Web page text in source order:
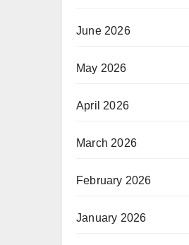
June 2026
May 2026
April 2026
March 2026
February 2026
January 2026